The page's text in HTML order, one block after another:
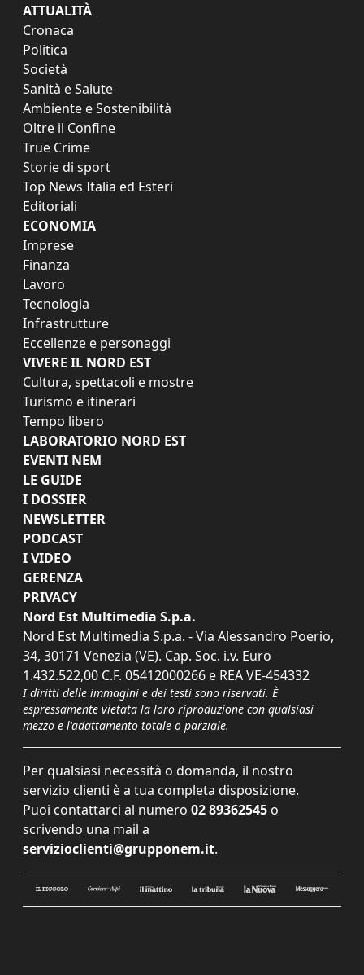
ATTUALITÀ
Cronaca
Politica
Società
Sanità e Salute
Ambiente e Sostenibilità
Oltre il Confine
True Crime
Storie di sport
Top News Italia ed Esteri
Editoriali
ECONOMIA
Imprese
Finanza
Lavoro
Tecnologia
Infrastrutture
Eccellenze e personaggi
VIVERE IL NORD EST
Cultura, spettacoli e mostre
Turismo e itinerari
Tempo libero
LABORATORIO NORD EST
EVENTI NEM
LE GUIDE
I DOSSIER
NEWSLETTER
PODCAST
I VIDEO
GERENZA
PRIVACY
Nord Est Multimedia S.p.a.
Nord Est Multimedia S.p.a. - Via Alessandro Poerio,
34, 30171 Venezia (VE). Cap. Soc. i.v. Euro
1.432.522,00 C.F. 05412000266 e REA VE-454332
I diritti delle immagini e dei testi sono riservati. È
espressamente vietata la loro riproduzione con qualsiasi
mezzo e l'adattamento totale o parziale.
Per qualsiasi necessità o domanda, il nostro
servizio clienti è a tua completa disposizione.
Puoi contattarci al numero 02 89362545 o
scrivendo una mail a
servizioclienti@grupponem.it.